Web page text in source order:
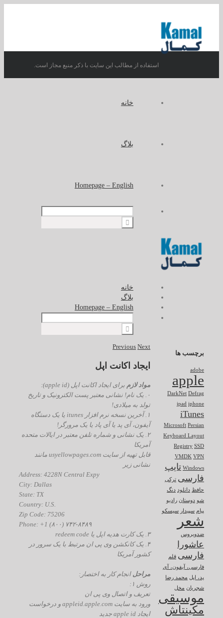
خانه
بلاگ
Homepage – English
خانه
بلاگ
Homepage – English
Previous Next
ایجاد اکانت اپل
مواد لازمبرای ایجاد اکانت اپل (apple id):
۰. یک نام! نشانی معتبر پست الکترونیک و تاریخ
تولد به میلادی!
۱. آخرین نسخه نرم افزار itunes یا یک دستگاه
آیفون، آی پد یا آی پاد یا یک مرورگر!
۲. یک نشانی و شماره تلفن معتبر در ایالات متحده
آمریکا
قابل تهیه از سایت usyellowpages.com مانند
نشانی زیر
Address: 4228N Central Expy
City: Dallas
State: TX
Country: U.S.
Zip Code: 75206
Phone: +1 (۸۰۰) ۷۴۲-۸۴۸۹
۴. یک کانکشن وی پی ان مرتبط با یک سرور در
کشور آمریکا
مراحلانجام کار به اختصار:
روش ۱:
تعریف و اتصال وی پی ان
ورود به سایت appleid.apple.com و درخواست
ایجاد apple id جدید
برچسب ها
adobe
apple
DarkNet Defrag
ipad iphone
iTunes
Microsoft Persian
Keyboard Layout
Registry
VMDK
Windows تایپ
فارسی ترکی
حافظ دانلود دنگ
دوستان رادیو
سپیدار سیسکو
شعر
ضدویروس
عاشورا
فارسی قلم
فارسی، آیفون، آی
پد، اپل محمد رضا
شجریان مخل
موسیقی
مکینتاش
استفاده از مطالب این سایت با ذکر منبع مجاز است.